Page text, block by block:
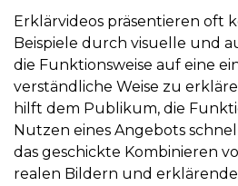
Erklärvideos präsentieren oft
Beispiele durch visuelle und
die Funktionsweise auf eine
verständliche Weise zu
hilft dem Publikum, die
Nutzen eines Angebots
das geschickte Kombinieren
realen Bildern und